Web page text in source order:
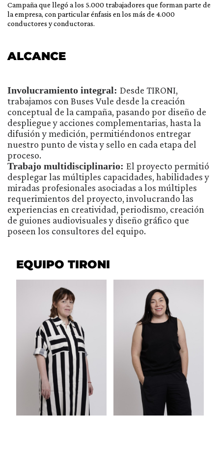
Campaña que llegó a los 5.000 trabajadores que forman parte de
la empresa, con particular énfasis en los más de 4.000
conductores y conductoras.
ALCANCE
Involucramiento integral: Desde TIRONI,
trabajamos con Buses Vule desde la creación
conceptual de la campaña, pasando por diseño de
despliegue y acciones complementarias, hasta la
difusión y medición, permitiéndonos entregar
nuestro punto de vista y sello en cada etapa del
proceso.
Trabajo multidisciplinario: El proyecto permitió
desplegar las múltiples capacidades, habilidades y
miradas profesionales asociadas a los múltiples
requerimientos del proyecto, involucrando las
experiencias en creatividad, periodismo, creación
de guiones audiovisuales y diseño gráfico que
poseen los consultores del equipo.
EQUIPO TIRONI